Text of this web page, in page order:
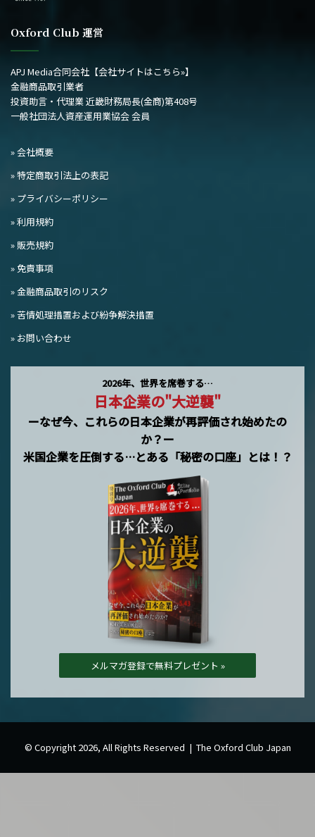
Oxford Club 運営
APJ Media合同会社 【会社サイトはこちら»】
金融商品取引業者
投資助言・代理業 近畿財務局長(金商)第408号
一般社団法人資産運用業協会 会員
» 会社概要
» 特定商取引法上の表記
» プライバシーポリシー
» 利用規約
» 販売規約
» 免責事項
» 金融商品取引のリスク
» 苦情処理措置および紛争解決措置
» お問い合わせ
2026年、世界を席巻する…
日本企業の"大逆襲"
ーなぜ今、これらの日本企業が再評価され始めたの
か？ー
米国企業を圧倒する…とある「秘密の口座」とは！？
メルマガ登録で無料プレゼント »
© Copyright 2026, All Rights Reserved | The Oxford Club Japan